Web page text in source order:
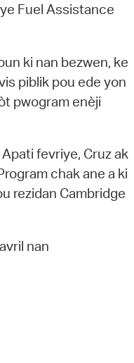
Fuel Assistance
ki nan bezwen, ke
piblik pou ede yon
pwogram enèji
fevriye, Cruz ak
chak ane a ki
rezidan Cambridge
nan